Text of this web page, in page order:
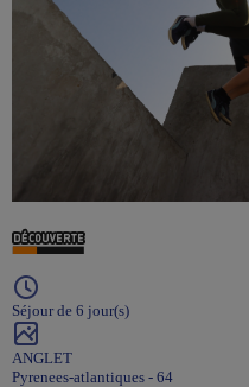
Séjour de 6 jour(s)
ANGLET
Pyrenees-atlantiques - 64